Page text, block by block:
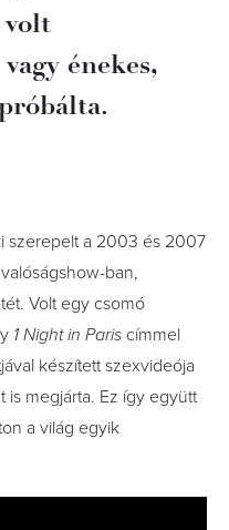
volt
énekes,
szerepelt a 2003 és 2007
ban,
Volt egy csomó
1 Night in Paris címmel
készített szexvideója
is megjárta. Ez így együtt
a világ egyik